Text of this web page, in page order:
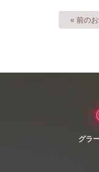
« 前の
グラ